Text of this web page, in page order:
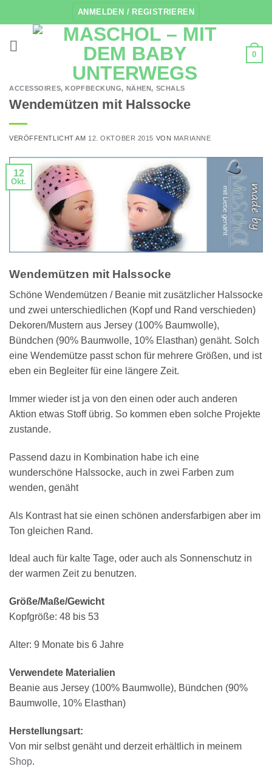
Inhalt
springen
ANMELDEN / REGISTRIEREN
0
ACCESSOIRES,KOPFBECKUNG, NÄHEN, SCHALS
Wendemützen mit Halssocke
VERÖFFENTLICHT AM 12. OKTOBER 2015 VON MARIANNE
12
Okt.
Wendemützen mit Halssocke
Schöne Wendemützen / Beanie mit zusätzlicher Halssocke
und zwei unterschiedlichen (Kopf und Rand verschieden)
Dekoren/Mustern aus Jersey (100% Baumwolle),
Bündchen (90% Baumwolle, 10% Elasthan) genäht. Solch
eine Wendemütze passt schon für mehrere Größen, und ist
eben ein Begleiter für eine längere Zeit.
Immer wieder ist ja von den einen oder auch anderen
Aktion etwas Stoff übrig. So kommen eben solche Projekte
zustande.
Passend dazu in Kombination habe ich eine
wunderschöne Halssocke, auch in zwei Farben zum
wenden, genäht
Als Kontrast hat sie einen schönen andersfarbigen aber im
Ton gleichen Rand.
Ideal auch für kalte Tage, oder auch als Sonnenschutz in
der warmen Zeit zu benutzen.
Größe/Maße/Gewicht
Kopfgröße: 48 bis 53
Alter: 9 Monate bis 6 Jahre
Verwendete Materialien
Beanie aus Jersey (100% Baumwolle), Bündchen (90%
Baumwolle, 10% Elasthan)
Herstellungsart:
Von mir selbst genäht und derzeit erhältlich in meinem
Shop.